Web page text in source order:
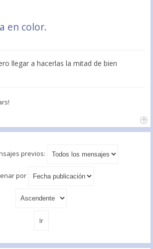
en color.
llegar a hacerlas la mitad de bien
previos:
por